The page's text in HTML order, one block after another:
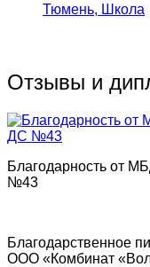
Тюмень, Школа
Отзывы и
Благодарность от
№43
Благодарственное
ООО «Комбинат